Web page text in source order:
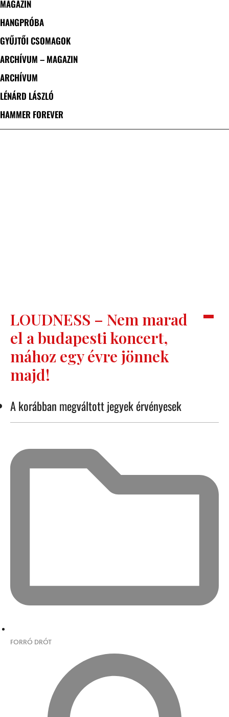
MAGAZIN
HANGPRÓBA
GYŰJTŐI CSOMAGOK
ARCHÍVUM – MAGAZIN
ARCHÍVUM
LÉNÁRD LÁSZLÓ
HAMMER FOREVER
LOUDNESS – Nem marad
el a budapesti koncert,
mához egy évre jönnek
majd!
A korábban megváltott jegyek érvényesek
FORRÓ DRÓT